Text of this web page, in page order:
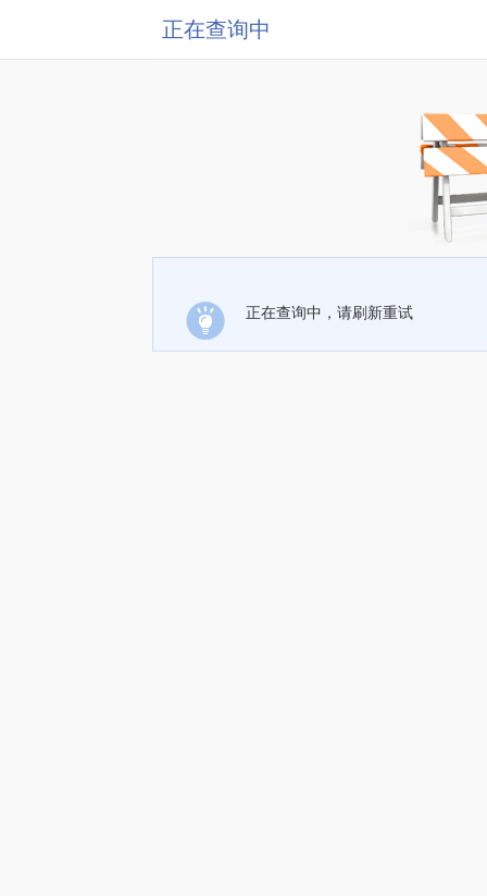
正在查询中
正在查询中，请刷新重试